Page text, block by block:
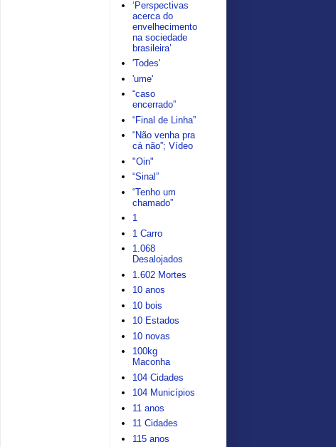
‘Perspectivas
acerca do
envelhecimento
na sociedade
brasileira’
'Todes'
'ume'
“caso
encerrado”
“Final de Linha”
“Não venha pra
cá não”; Vídeo
"Oin"
“Sinal”
“Tenho um
chamado”
1
1 Carro
1.068
Desalojados
1.602 Mortes
10 anos
10 bois
10 Estados
10 novas
100kg
Maconha
104 Cidades
104 Municípios
11 anos
11 Cidades
115 anos